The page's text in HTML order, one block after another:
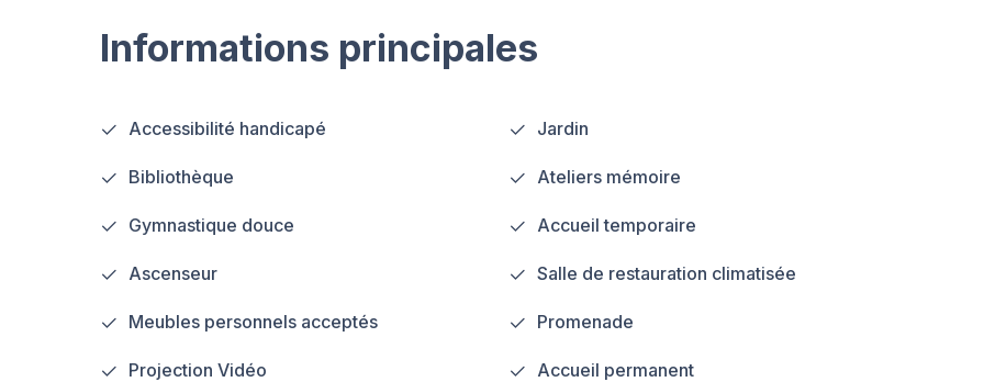
Informations principales
Accessibilité handicapé Jardin
Bibliothèque Ateliers mémoire
Gymnastique douce Accueil temporaire
Ascenseur Salle de restauration climatisée
Meubles personnels acceptés Promenade
Projection Vidéo Accueil permanent